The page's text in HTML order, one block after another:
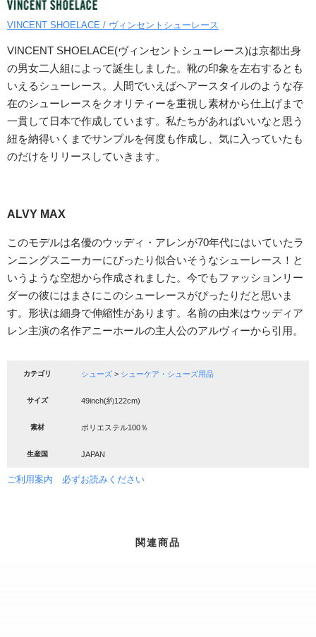
VINCENT SHOELACE / ヴィンセントシューレース
VINCENT SHOELACE(ヴィンセントシューレース)は京都出身
の男女二人組によって誕生しました。靴の印象を左右するとも
いえるシューレース。人間でいえばヘアースタイルのような存
在のシューレースをクオリティーを重視し素材から仕上げまで
一貫して日本で作成しています。私たちがあればいいなと思う
紐を納得いくまでサンプルを何度も作成し、気に入っていたも
のだけをリリースしていきます。
ALVY MAX
このモデルは名優のウッディ・アレンが70年代にはいていたラ
ンニングスニーカーにぴったり似合いそうなシューレース！と
いうような空想から作成されました。今でもファッションリー
ダーの彼にはまさにこのシューレースがぴったりだと思いま
す。形状は細身で伸縮性があります。名前の由来はウッディア
レン主演の名作アニーホールの主人公のアルヴィーから引用。
カテゴリ シューズ > シューケア・シューズ用品
サイズ 49inch(約122cm)
素材 ポリエステル100％
生産国 JAPAN
ご利用案内 必ずお読みください
関連商品